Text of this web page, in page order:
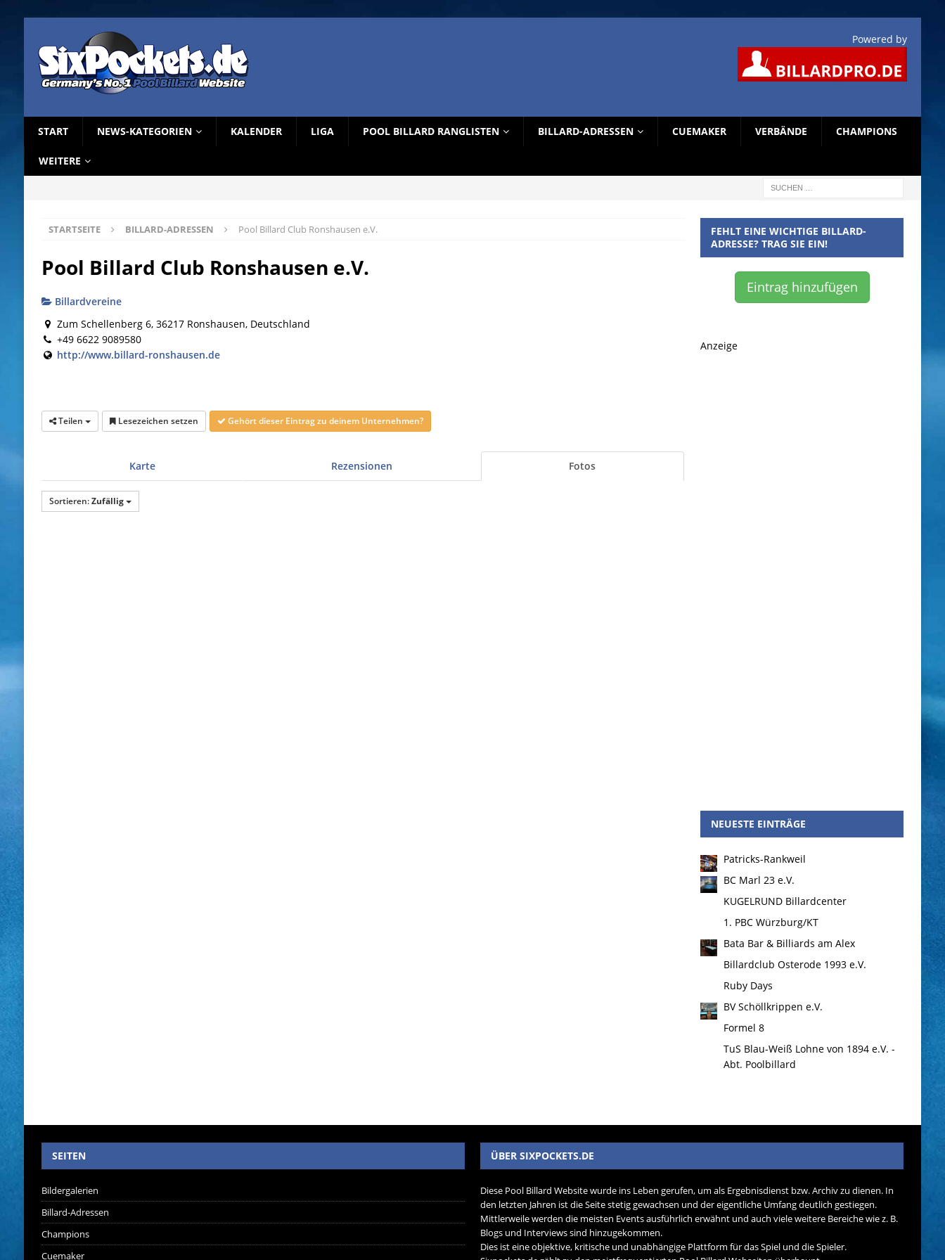
Powered by
START NEWS-KATEGORIEN KALENDER LIGA POOL BILLARD RANGLISTEN BILLARD-ADRESSEN CUEMAKER VERBÄNDE CHAMPIONS
WEITERE
STARTSEITE BILLARD-ADRESSEN Pool Billard Club Ronshausen e.V.
Pool Billard Club Ronshausen e.V.
Billardvereine
Zum Schellenberg 6, 36217 Ronshausen, Deutschland
+49 6622 9089580
http://www.billard-ronshausen.de
Teilen Lesezeichen setzen Gehört dieser Eintrag zu deinem Unternehmen?
Karte Rezensionen Fotos
Sortieren:Zufällig
FEHLT EINE WICHTIGE BILLARD-
ADRESSE? TRAG SIE EIN!
Eintrag hinzufügen
Anzeige
NEUESTE EINTRÄGE
Patricks-Rankweil
BC Marl 23 e.V.
KUGELRUND Billardcenter
1. PBC Würzburg/KT
Bata Bar & Billiards am Alex
Billardclub Osterode 1993 e.V.
Ruby Days
BV Schöllkrippen e.V.
Formel 8
TuS Blau-Weiß Lohne von 1894 e.V. -
Abt. Poolbillard
SEITEN
Bildergalerien
Billard-Adressen
Champions
Cuemaker
ÜBER SIXPOCKETS.DE
Diese Pool Billard Website wurde ins Leben gerufen, um als Ergebnisdienst bzw. Archiv zu dienen. In
den letzten Jahren ist die Seite stetig gewachsen und der eigentliche Umfang deutlich gestiegen.
Mittlerweile werden die meisten Events ausführlich erwähnt und auch viele weitere Bereiche wie z. B.
Blogs und Interviews sind hinzugekommen.
Dies ist eine objektive, kritische und unabhängige Plattform für das Spiel und die Spieler.